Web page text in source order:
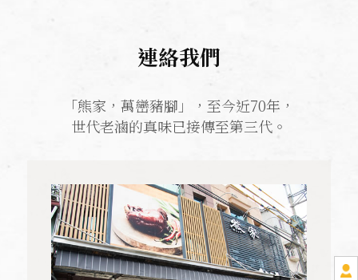
連絡我們
「熊家，萬巒豬腳」，至今近70年，
世代老滷的真味已接傳至第三代。